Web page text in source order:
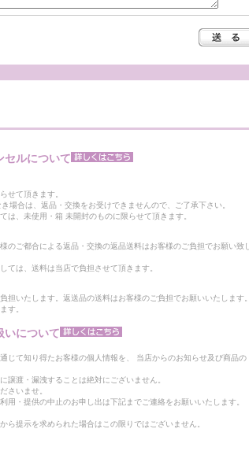
セルについて
せて頂きます。
場合は、返品・交換をお受けできませんので、ご了承下さい。
は、未使用・箱 未開封のものに限らせて頂きます。
のご都合による返品・交換の返品送料はお客様のご負担でお願い致し
ては、送料は当店で負担させて頂きます。
担いたします。返送品の送料はお客様のご負担でお願いいたします。
す。
いについて
じて知り得たお客様の個人情報を、 当店からのお知らせ及び商品の
譲渡・漏洩することは絶対にございません。
さいませ。
用・提供の中止のお申し出は下記までご連絡をお願いいたします。
ら提示を求められた場合はこの限りではございません。